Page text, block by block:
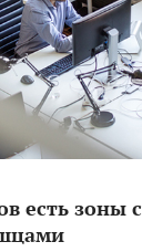
есть зоны с